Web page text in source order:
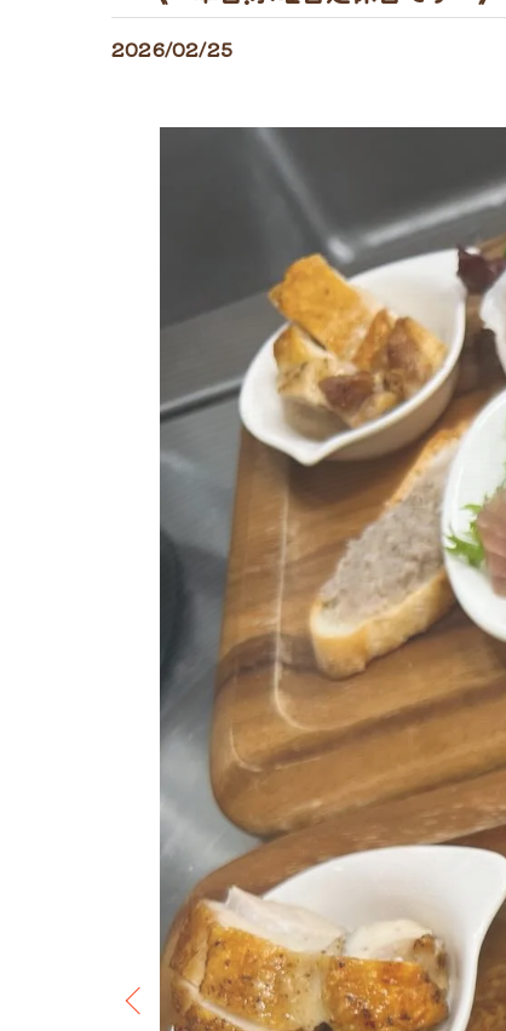
2026/02/25